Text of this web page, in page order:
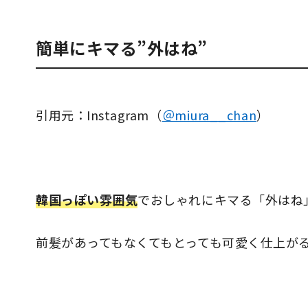
簡単にキマる”外はね”
引用元：Instagram（＠miura__chan）
韓国っぽい雰囲気でおしゃれにキマる「外はね
前髪があってもなくてもとっても可愛く仕上が